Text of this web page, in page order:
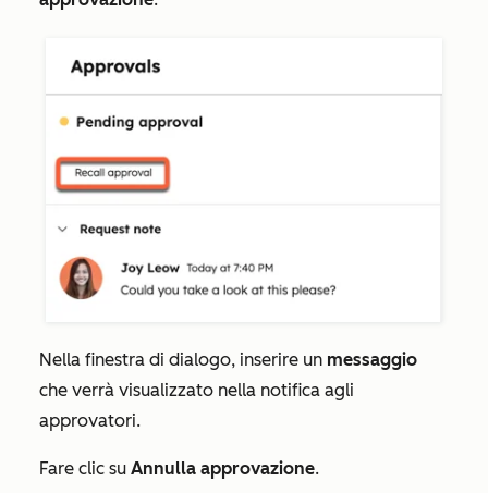
Nella finestra di dialogo, inserire un messaggio
che verrà visualizzato nella notifica agli
approvatori.
Fare clic su Annulla approvazione.